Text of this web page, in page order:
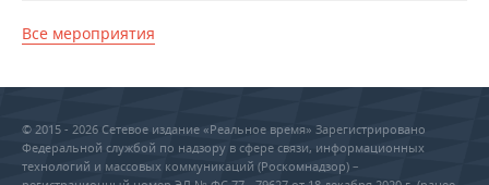
Все мероприятия
© 2015 - 2026 Сетевое издание «Реальное время» Зарегистрировано
Федеральной службой по надзору в сфере связи, информационных
технологий и массовых коммуникаций (Роскомнадзор) –